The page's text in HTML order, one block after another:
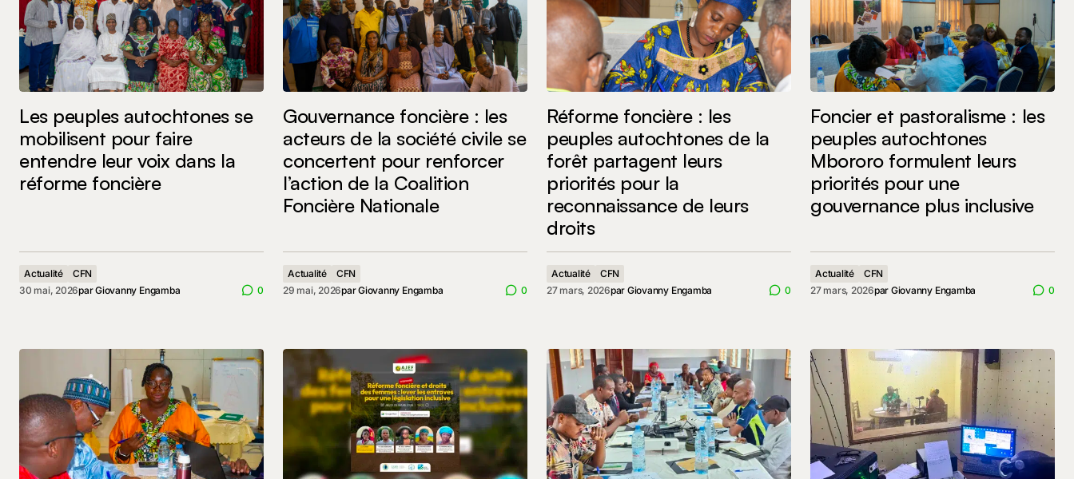
Les peuples autochtones se
mobilisent pour faire
entendre leur voix dans la
réforme foncière
Actualité
CFN
30 mai, 2026parGiovanny Engamba 0
Gouvernance foncière : les
acteurs de la société civile se
concertent pour renforcer
l’action de la Coalition
Foncière Nationale
Actualité
CFN
29 mai, 2026parGiovanny Engamba 0
Réforme foncière : les
peuples autochtones de la
forêt partagent leurs
priorités pour la
reconnaissance de leurs
droits
Actualité
CFN
27 mars, 2026par Giovanny Engamba 0
Foncier et pastoralisme : les
peuples autochtones
Mbororo formulent leurs
priorités pour une
gouvernance plus inclusive
Actualité
CFN
27 mars, 2026par Giovanny Engamba 0